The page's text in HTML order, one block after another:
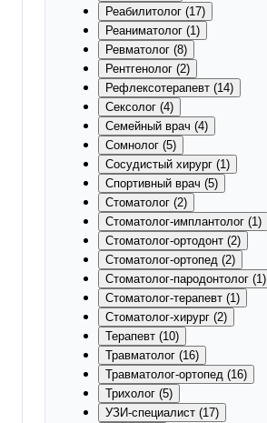
Реабилитолог (17)
Реаниматолог (1)
Ревматолог (8)
Рентгенолог (2)
Рефлексотерапевт (14)
Сексолог (4)
Семейный врач (4)
Сомнолог (5)
Сосудистый хирург (1)
Спортивный врач (5)
Стоматолог (2)
Стоматолог-имплантолог (1)
Стоматолог-ортодонт (2)
Стоматолог-ортопед (2)
Стоматолог-пародонтолог (1)
Стоматолог-терапевт (1)
Стоматолог-хирург (2)
Терапевт (10)
Травматолог (16)
Травматолог-ортопед (16)
Трихолог (5)
УЗИ-специалист (17)